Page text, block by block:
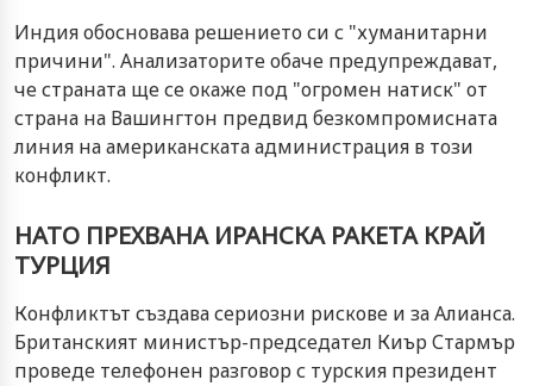
Индия обосновава решението си с "хуманитарни
причини". Анализаторите обаче предупреждават,
че страната ще се окаже под "огромен натиск" от
страна на Вашингтон предвид безкомпромисната
линия на американската администрация в този
конфликт.
НАТО ПРЕХВАНА ИРАНСКА РАКЕТА КРАЙ
ТУРЦИЯ
Конфликтът създава сериозни рискове и за Алианса.
Британският министър-председател Киър Стармър
проведе телефонен разговор с турския президент